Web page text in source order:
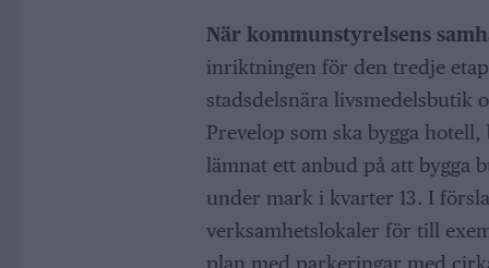
När kommunstyrelsens
inriktningen för den tredje
stadsdelsnära livsmedelsbutik
Prevelop som ska bygga
lämnat ett anbud på att bygga
under mark i kvarter 13. I
verksamhetslokaler för till